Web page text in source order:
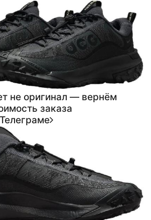
не оригинал — вернём
заказа